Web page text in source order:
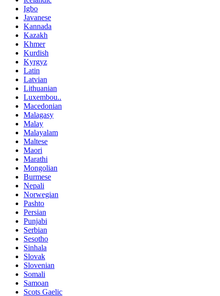
Igbo
Javanese
Kannada
Kazakh
Khmer
Kurdish
Kyrgyz
Latin
Latvian
Lithuanian
Luxembou..
Macedonian
Malagasy
Malay
Malayalam
Maltese
Maori
Marathi
Mongolian
Burmese
Nepali
Norwegian
Pashto
Persian
Punjabi
Serbian
Sesotho
Sinhala
Slovak
Slovenian
Somali
Samoan
Scots Gaelic